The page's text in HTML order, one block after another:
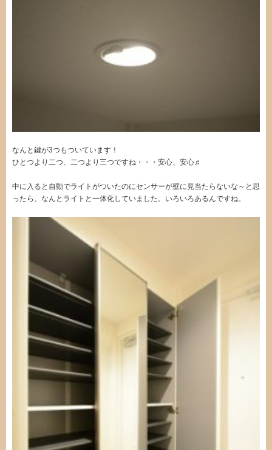
なんと鍵が3つもついています！
ひとつより二つ、二つより三つですね・・・安心、安心♬
中に入ると自動でライトがついたのにセンサーが壁に見当たらないな～と思
ったら、なんとライトと一体化していました。いろいろあるんですね。